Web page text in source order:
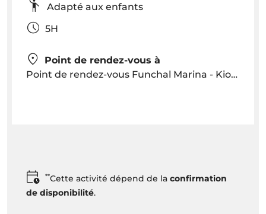
Adapté aux enfants
5H
Point de rendez-vous à
Point de rendez-vous Funchal Marina - Kiosque Bonita da Madeira 30 minutes avant le départ ou Principaux hôtels Une prise en charge peut être organisée
**Cette activité dépend de la confirmation
de disponibilité.